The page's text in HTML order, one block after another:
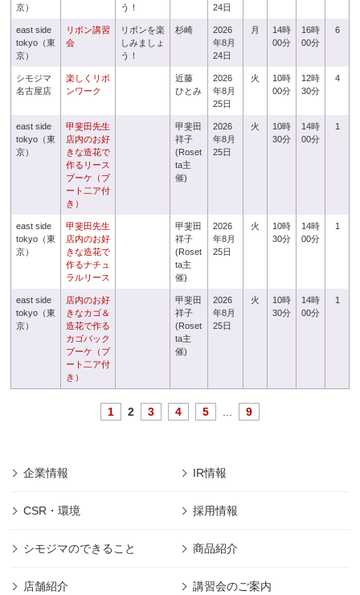
京）
う！
24日
east side
tokyo（東
京）
リボン講習
会
リボンを楽
しみましょ
う！
杉崎
2026
年8月
24日
月
14時
00分
16時
00分
6
シモジマ
名古屋店
楽しくリボ
ンワーク
近藤
ひとみ
2026
年8月
25日
火
10時
00分
12時
30分
4
east side
tokyo（東
京）
甲斐田先生
店内のお好
きな造花で
作るリース
ブーケ（ブ
ート二ア付
き）
甲斐田
祥子
(Roset
ta主
催)
2026
年8月
25日
火
10時
30分
14時
00分
1
east side
tokyo（東
京）
甲斐田先生
店内のお好
きな造花で
作るナチュ
ラルリース
甲斐田
祥子
(Roset
ta主
催)
2026
年8月
25日
火
10時
30分
14時
00分
1
east side
tokyo（東
京）
店内のお好
きなカゴ＆
造花で作る
カゴバック
ブーケ（ブ
ート二ア付
き）
甲斐田
祥子
(Roset
ta主
催)
2026
年8月
25日
火
10時
30分
14時
00分
1
1 2 3 4 5 9
企業情報 IR情報
CSR・環境 採用情報
シモジマのできること 商品紹介
店舗紹介 講習会のご案内